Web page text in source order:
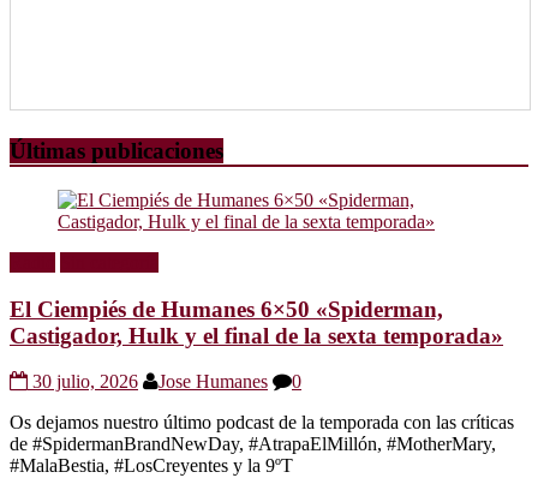
Últimas publicaciones
El Ciempiés de Humanes 6×50 «Spiderman,
Castigador, Hulk y el final de la sexta temporada»
30 julio, 2026 Jose Humanes
0
Os dejamos nuestro último podcast de la temporada con las críticas
de #SpidermanBrandNewDay, #AtrapaElMillón, #MotherMary,
#MalaBestia, #LosCreyentes y la 9ºT